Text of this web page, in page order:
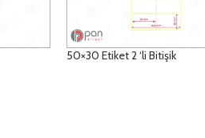
50×30 Etiket 2 ‘li Bitişik